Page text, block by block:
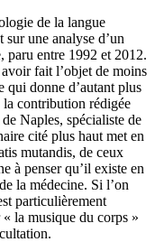
de la langue
une analyse d’un
paru entre 1992 et 2012.
fait l’objet de moins
qui donne d’autant plus
la contribution rédigée
Naples, spécialiste de
cité plus haut met en
mutandis, de ceux
à penser qu’il existe en
la médecine. Si l’on
particulièrement
la musique du corps »